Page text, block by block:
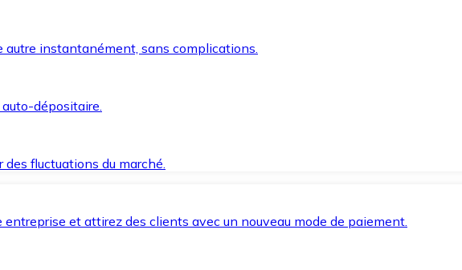
instantanément, sans complications.
dépositaire.
fluctuations du marché.
et attirez des clients avec un nouveau mode de paiement.